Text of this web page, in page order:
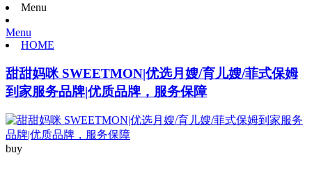
Menu
Menu
HOME
甜甜妈咪 SWEETMON|优选月嫂/育儿嫂/菲式保姆
到家服务品牌|优质品牌，服务保障
buy